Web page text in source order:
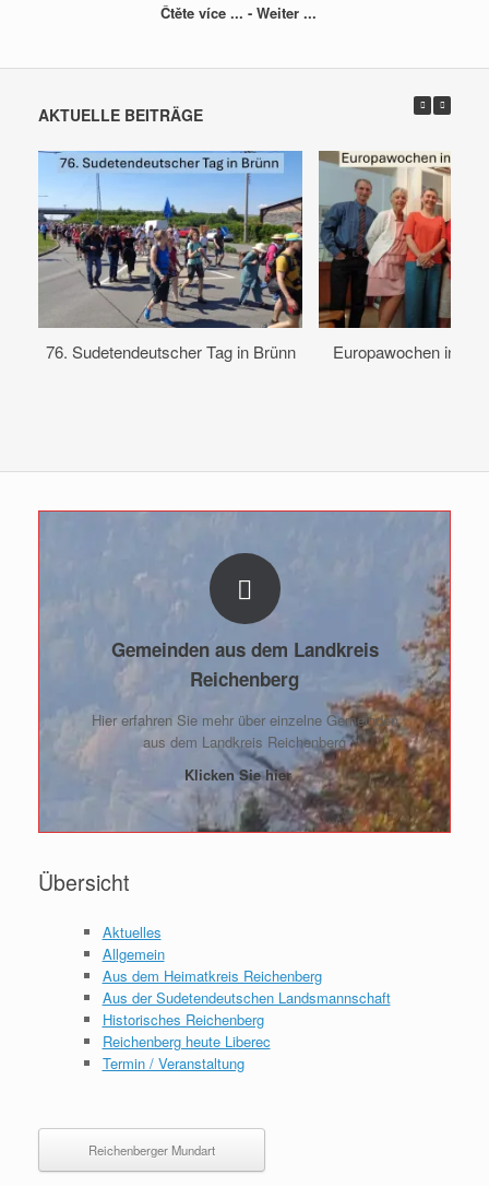
Čtěte více ... - Weiter ...
AKTUELLE BEITRÄGE
76. Sudetendeutscher Tag in Brünn Europawochen in
Gemeinden aus dem Landkreis
Reichenberg
Hier erfahren Sie mehr über einzelne Gemeinden
aus dem Landkreis Reichenberg
Klicken Sie hier
Übersicht
Aktuelles
Allgemein
Aus dem Heimatkreis Reichenberg
Aus der Sudetendeutschen Landsmannschaft
Historisches Reichenberg
Reichenberg heute Liberec
Termin / Veranstaltung
Reichenberger Mundart